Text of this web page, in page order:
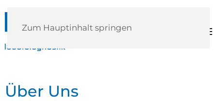
Zum Hauptinhalt springen
Über Uns